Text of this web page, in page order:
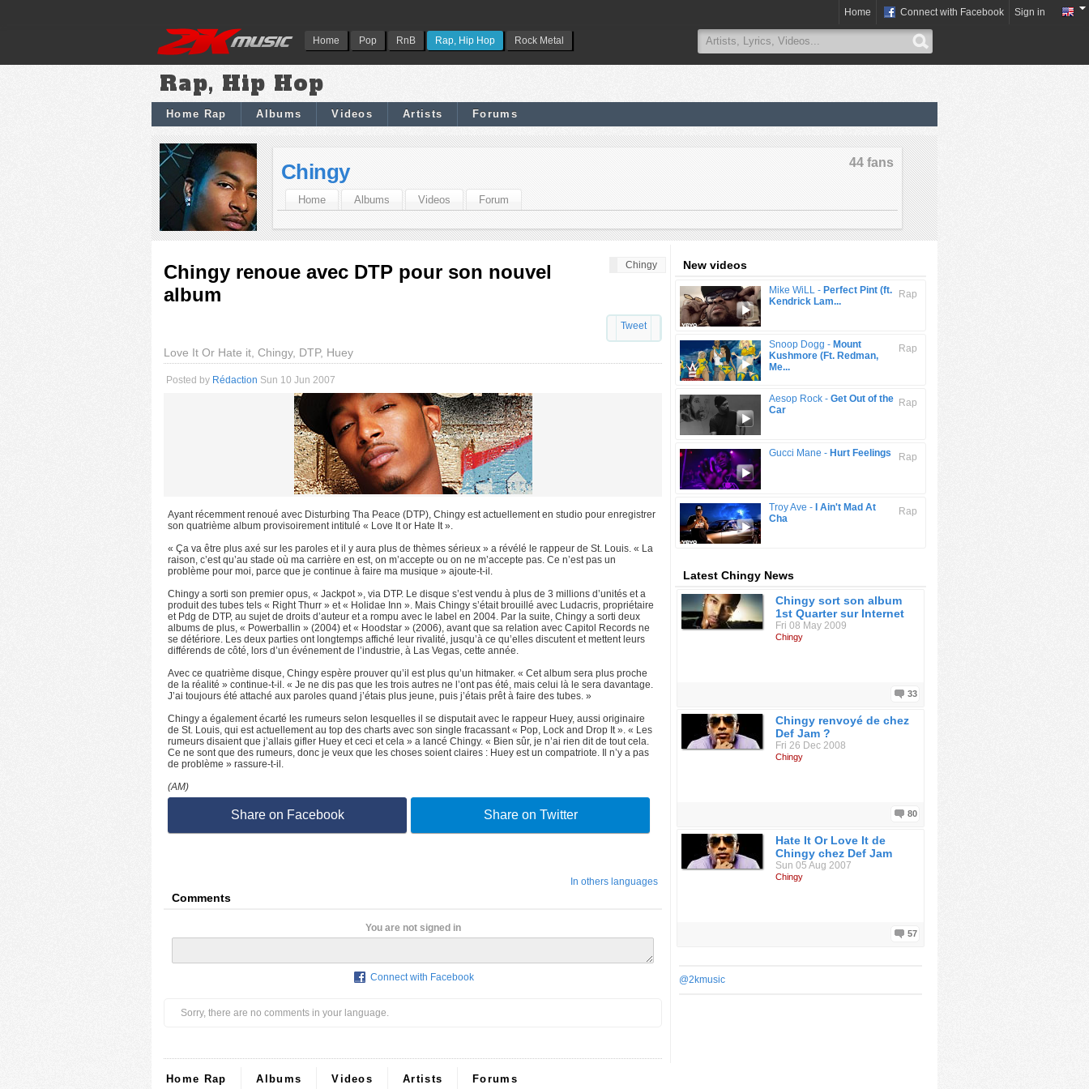
Home Pop RnB Rap, Hip Hop Rock Metal
Home Connect with Facebook Sign in
Rap, Hip Hop
Home Rap Albums Videos Artists Forums
44 fans
Chingy
Home Albums Videos Forum
Chingy
Chingy renoue avec DTP pour son nouvel
album
Tweet
Love It Or Hate it, Chingy, DTP, Huey
Posted by Rédaction Sun 10 Jun 2007
Ayant récemment renoué avec Disturbing Tha Peace (DTP), Chingy est actuellement en studio pour enregistrer
son quatrième album provisoirement intitulé « Love It or Hate It ».
« Ça va être plus axé sur les paroles et il y aura plus de thèmes sérieux » a révélé le rappeur de St. Louis. « La
raison, c’est qu’au stade où ma carrière en est, on m’accepte ou on ne m’accepte pas. Ce n’est pas un
problème pour moi, parce que je continue à faire ma musique » ajoute-t-il.
Chingy a sorti son premier opus, « Jackpot », via DTP. Le disque s’est vendu à plus de 3 millions d’unités et a
produit des tubes tels « Right Thurr » et « Holidae Inn ». Mais Chingy s’était brouillé avec Ludacris, propriétaire
et Pdg de DTP, au sujet de droits d’auteur et a rompu avec le label en 2004. Par la suite, Chingy a sorti deux
albums de plus, « Powerballin » (2004) et « Hoodstar » (2006), avant que sa relation avec Capitol Records ne
se détériore. Les deux parties ont longtemps affiché leur rivalité, jusqu’à ce qu’elles discutent et mettent leurs
différends de côté, lors d’un événement de l’industrie, à Las Vegas, cette année.
Avec ce quatrième disque, Chingy espère prouver qu’il est plus qu’un hitmaker. « Cet album sera plus proche
de la réalité » continue-t-il. « Je ne dis pas que les trois autres ne l’ont pas été, mais celui là le sera davantage.
J’ai toujours été attaché aux paroles quand j’étais plus jeune, puis j’étais prêt à faire des tubes. »
Chingy a également écarté les rumeurs selon lesquelles il se disputait avec le rappeur Huey, aussi originaire
de St. Louis, qui est actuellement au top des charts avec son single fracassant « Pop, Lock and Drop It ». « Les
rumeurs disaient que j’allais gifler Huey et ceci et cela » a lancé Chingy. « Bien sûr, je n’ai rien dit de tout cela.
Ce ne sont que des rumeurs, donc je veux que les choses soient claires : Huey est un compatriote. Il n’y a pas
de problème » rassure-t-il.
(AM)
Share on Facebook Share on Twitter
In others languages
Comments
You are not signed in
Connect with Facebook
Sorry, there are no comments in your language.
New videos
Rap
Mike WiLL - Perfect Pint (ft.
Kendrick Lam...
Rap
Snoop Dogg - Mount
Kushmore (Ft. Redman,
Me...
Rap
Aesop Rock - Get Out of the
Car
Rap
Gucci Mane - Hurt Feelings
Rap
Troy Ave -
I Ain't Mad At
Cha
Latest Chingy News
Chingy sort son album
1st Quarter sur Internet
Fri 08 May 2009
Chingy
33
Chingy renvoyé de chez
Def Jam ?
Fri 26 Dec 2008
Chingy
80
Hate It Or Love It de
Chingy chez Def Jam
Sun 05 Aug 2007
Chingy
57
@2kmusic
Home Rap Albums Videos Artists Forums